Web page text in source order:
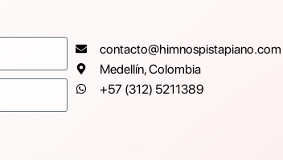
contacto@himnospistapiano.com
Medellín, Colombia
+57 (312) 5211389